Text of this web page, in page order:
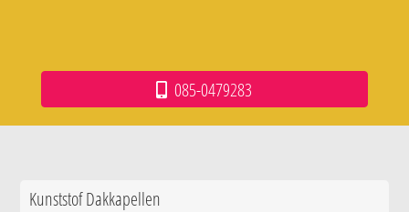
085-0479283
Kunststof Dakkapellen